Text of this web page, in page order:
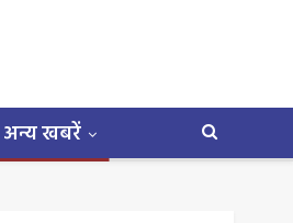
अन्य खबरें